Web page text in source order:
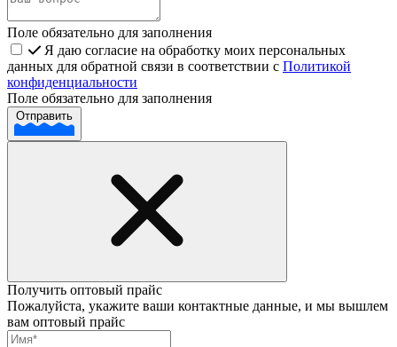
Поле обязательно для заполнения
Я даю согласие на обработку моих персональных
данных для обратной связи в соответствии с Политикой
конфиденциальности
Поле обязательно для заполнения
Отправить
Получить оптовый прайс
Пожалуйста, укажите ваши контактные данные, и мы вышлем
вам оптовый прайс